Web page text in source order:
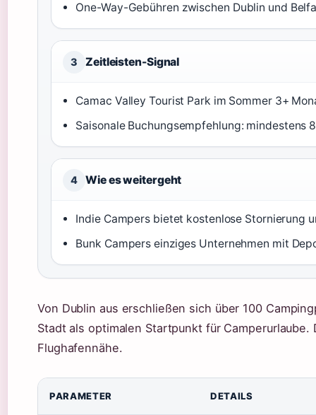
One-Way-Gebühren zwischen Dublin und
3 Zeitleisten-Signal
Camac Valley Tourist Park im Sommer 3+
Saisonale Buchungsempfehlung: mindestens
4 Wie es weitergeht
Indie Campers bietet kostenlose Stornierung
Bunk Campers einziges Unternehmen mit
Von Dublin aus erschließen sich über 100
Stadt als optimalen Startpunkt für
Flughafennähe.
PARAMETER DETAILS